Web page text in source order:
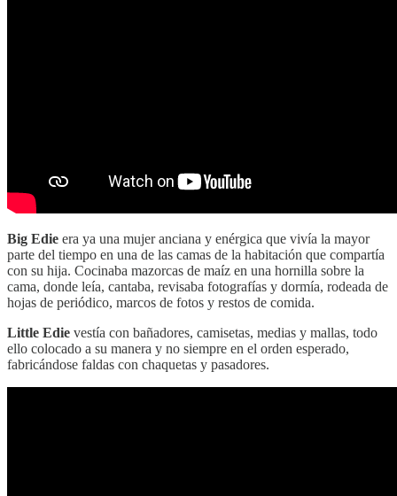
Big Edie era ya una mujer anciana y enérgica que vivía la mayor
parte del tiempo en una de las camas de la habitación que compartía
con su hija. Cocinaba mazorcas de maíz en una hornilla sobre la
cama, donde leía, cantaba, revisaba fotografías y dormía, rodeada de
hojas de periódico, marcos de fotos y restos de comida.
Little Edie vestía con bañadores, camisetas, medias y mallas, todo
ello colocado a su manera y no siempre en el orden esperado,
fabricándose faldas con chaquetas y pasadores.